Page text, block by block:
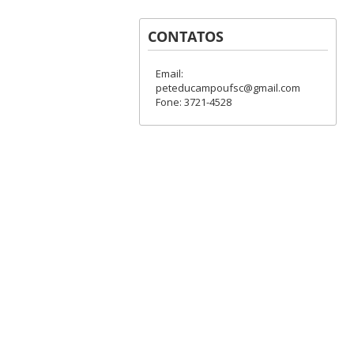
CONTATOS
Email:
peteducampoufsc@gmail.com
Fone: 3721-4528